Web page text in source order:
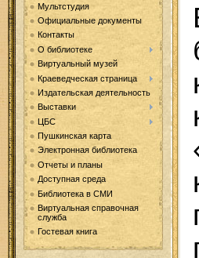
Мультстудия
Официальные документы
Контакты
О библиотеке
Виртуальный музей
Краеведческая страница
Издательская деятельность
Выставки
ЦБС
Пушкинская карта
Электронная библиотека
Отчеты и планы
Доступная среда
Библиотека в СМИ
Виртуальная справочная
служба
Гостевая книга